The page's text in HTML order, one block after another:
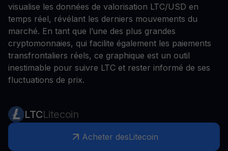
visualise les données de valorisation LTC/USD en
temps réel, révélant les derniers mouvements du
marché. En tant que l’une des plus grandes
cryptomonnaies, qui facilite également les paiements
transfrontaliers réels, ce graphique est un outil
inestimable pour suivre LTC et rester informé de ses
fluctuations de prix.
LTCLitecoin
Acheter desLitecoin